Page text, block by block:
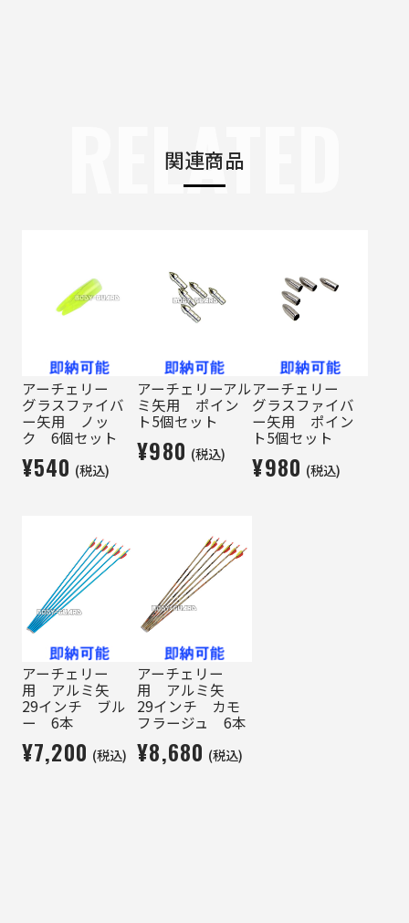
関連商品
RELATED
アーチェリー
グラスファイバ
ー矢用 ノッ
ク 6個セット
¥540 (税込)
アーチェリーアル
ミ矢用 ポイン
ト5個セット
¥980 (税込)
アーチェリー
グラスファイバ
ー矢用 ポイン
ト5個セット
¥980 (税込)
アーチェリー
用 アルミ矢
29インチ ブル
ー 6本
¥7,200 (税込)
アーチェリー
用 アルミ矢
29インチ カモ
フラージュ 6本
¥8,680 (税込)